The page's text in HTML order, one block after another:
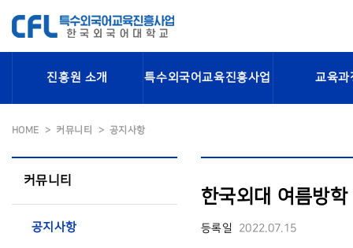
진흥원 소개 특수외국어교육진흥사업 교육과
HOME 커뮤니티 공지사항
커뮤니티
공지사항
한국외대 여름방
등록일 2022.07.15